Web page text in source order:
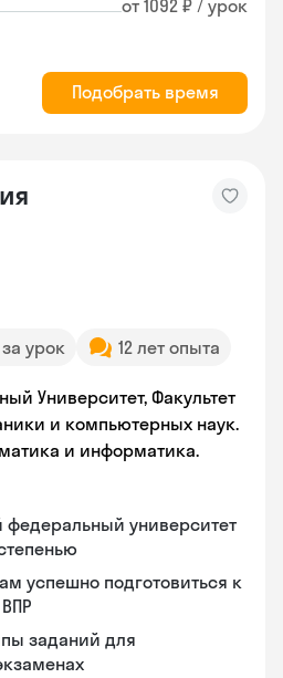
от 1092 ₽ / урок
Подобрать время
за урок 12 лет опыта
Университет, Факультет
и компьютерных наук.
и информатика.
университет
успешно подготовиться к
заданий для